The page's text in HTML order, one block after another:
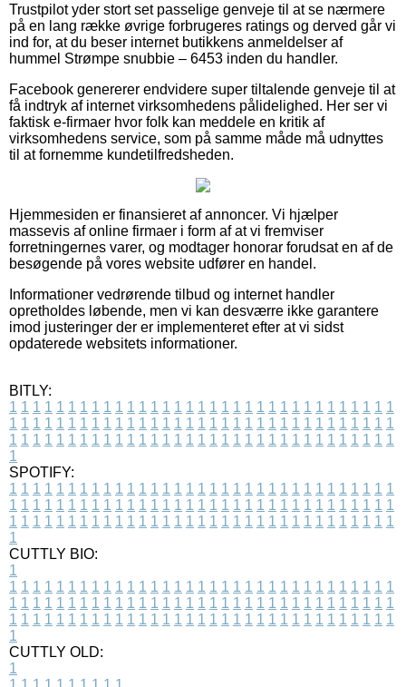
Trustpilot yder stort set passelige genveje til at se nærmere
på en lang række øvrige forbrugeres ratings og derved går vi
ind for, at du beser internet butikkens anmeldelser af
hummel Strømpe snubbie – 6453 inden du handler.
Facebook genererer endvidere super tiltalende genveje til at
få indtryk af internet virksomhedens pålidelighed. Her ser vi
faktisk e-firmaer hvor folk kan meddele en kritik af
virksomhedens service, som på samme måde må udnyttes
til at fornemme kundetilfredsheden.
Hjemmesiden er finansieret af annoncer. Vi hjælper
massevis af online firmaer i form af at vi fremviser
forretningernes varer, og modtager honorar forudsat en af de
besøgende på vores website udfører en handel.
Informationer vedrørende tilbud og internet handler
opretholdes løbende, men vi kan desværre ikke garantere
imod justeringer der er implementeret efter at vi sidst
opdaterede websitets informationer.
BITLY:
1 1 1 1 1 1 1 1 1 1 1 1 1 1 1 1 1 1 1 1 1 1 1 1 1 1 1 1 1 1 1 1 1
1 1 1 1 1 1 1 1 1 1 1 1 1 1 1 1 1 1 1 1 1 1 1 1 1 1 1 1 1 1 1 1 1
1 1 1 1 1 1 1 1 1 1 1 1 1 1 1 1 1 1 1 1 1 1 1 1 1 1 1 1 1 1 1 1 1
1
SPOTIFY:
1 1 1 1 1 1 1 1 1 1 1 1 1 1 1 1 1 1 1 1 1 1 1 1 1 1 1 1 1 1 1 1 1
1 1 1 1 1 1 1 1 1 1 1 1 1 1 1 1 1 1 1 1 1 1 1 1 1 1 1 1 1 1 1 1 1
1 1 1 1 1 1 1 1 1 1 1 1 1 1 1 1 1 1 1 1 1 1 1 1 1 1 1 1 1 1 1 1 1
1
CUTTLY BIO:
1
1 1 1 1 1 1 1 1 1 1 1 1 1 1 1 1 1 1 1 1 1 1 1 1 1 1 1 1 1 1 1 1 1
1 1 1 1 1 1 1 1 1 1 1 1 1 1 1 1 1 1 1 1 1 1 1 1 1 1 1 1 1 1 1 1 1
1 1 1 1 1 1 1 1 1 1 1 1 1 1 1 1 1 1 1 1 1 1 1 1 1 1 1 1 1 1 1 1 1
1
CUTTLY OLD:
1